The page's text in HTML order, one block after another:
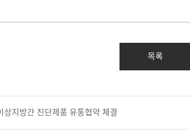
목록
지방간 진단제품 유통협약 체결